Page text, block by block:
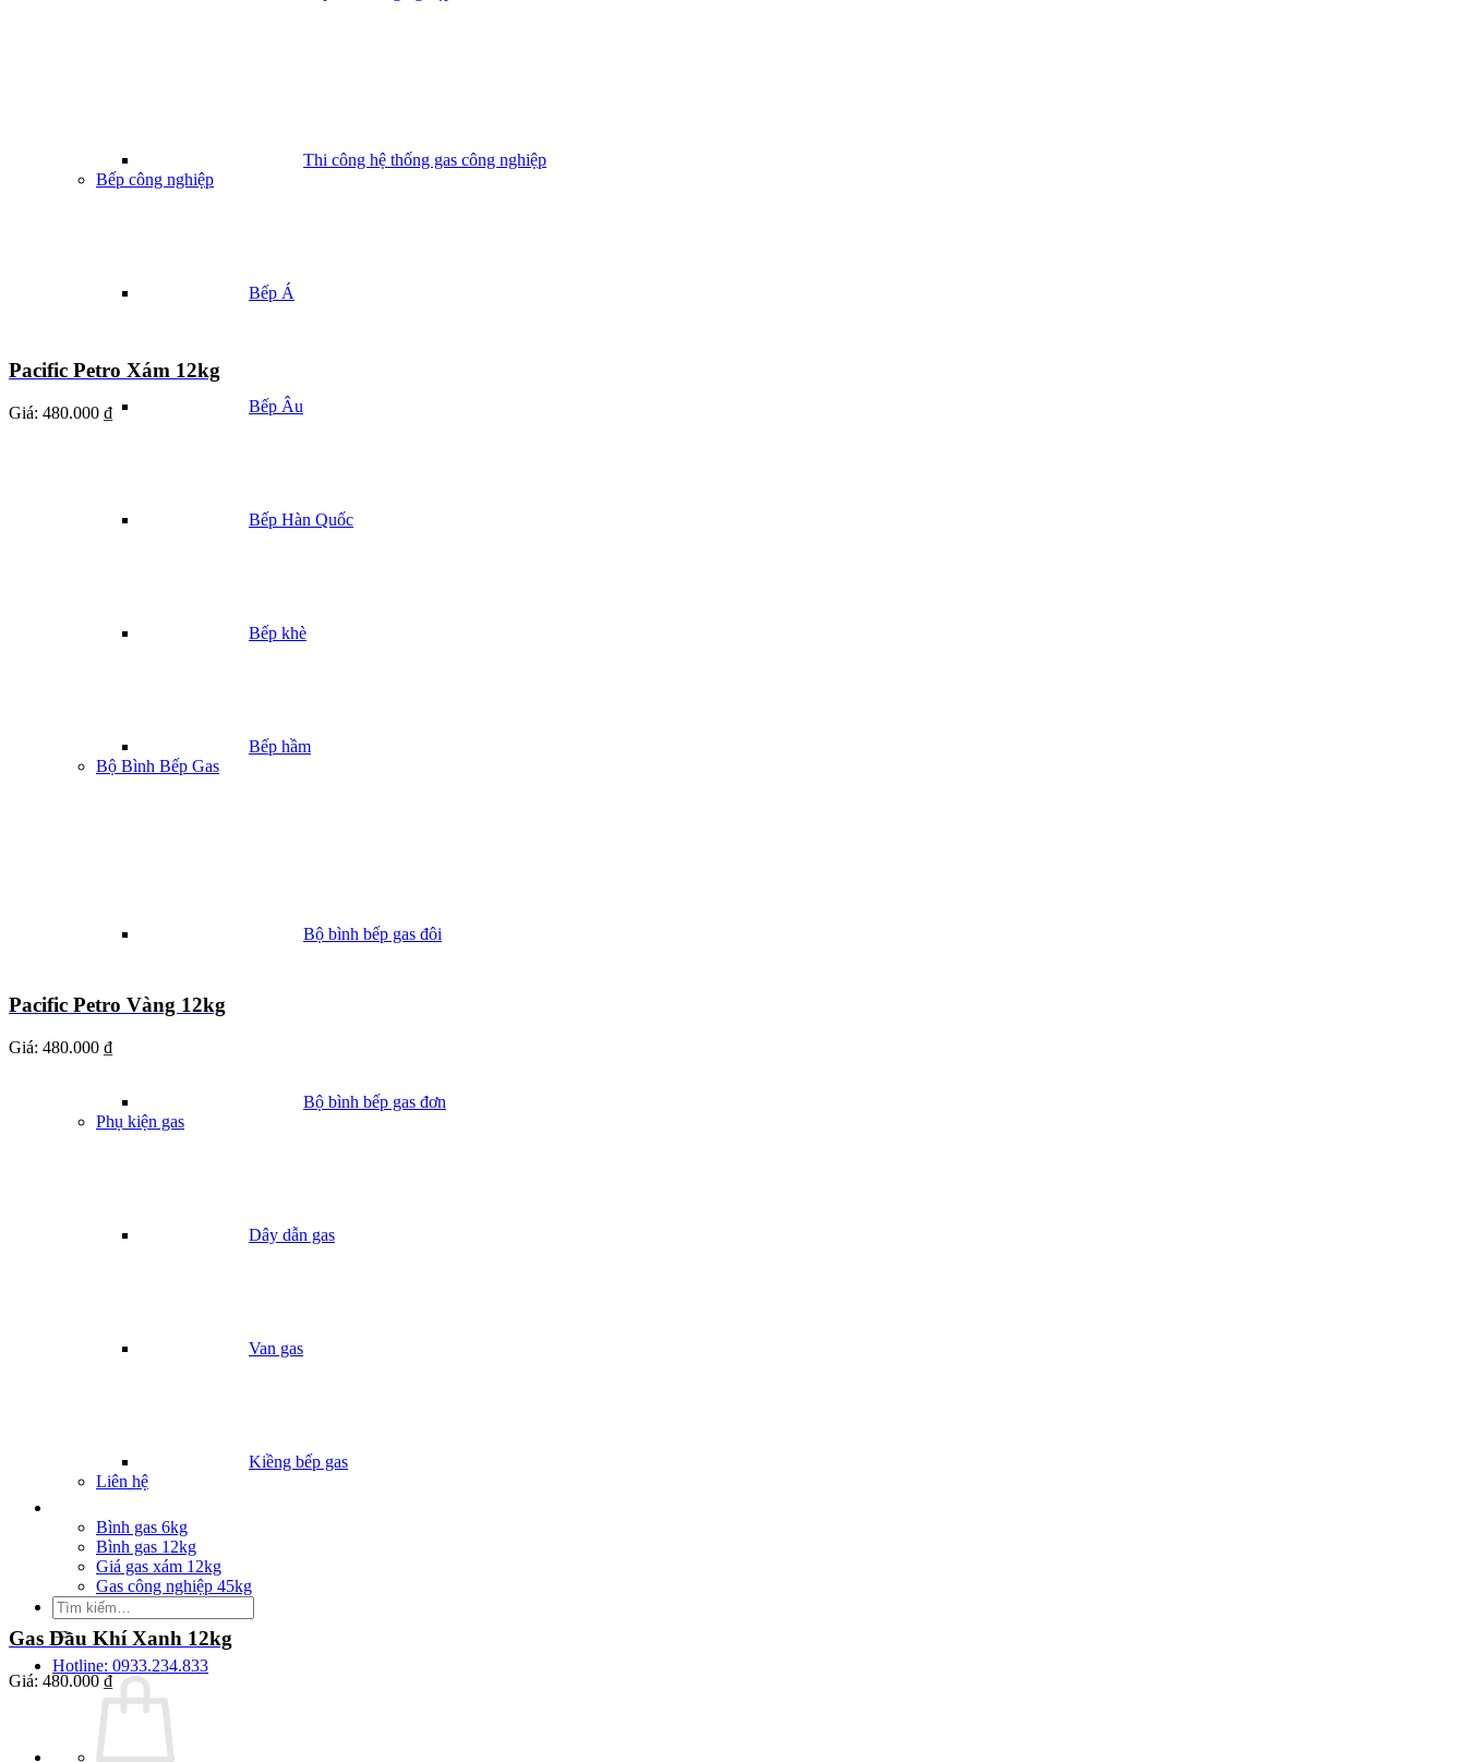
Thi công hệ thống gas công nghiệp
Bếp công nghiệp
Bếp Á
Bếp Âu
Bếp Hàn Quốc
Bếp khè
Bếp hầm
Bộ Bình Bếp Gas
Bộ bình bếp gas đôi
Bộ bình bếp gas đơn
Phụ kiện gas
Dây dẫn gas
Van gas
Kiềng bếp gas
Liên hệ
Bình gas 6kg
Bình gas 12kg
Giá gas xám 12kg
Gas công nghiệp 45kg
Tìm
kiếm:
Hotline: 0933.234.833
Pacific Petro Xám 12kg
Giá: 480.000 ₫
Pacific Petro Vàng 12kg
Giá: 480.000 ₫
Gas Dầu Khí Xanh 12kg
Giá: 480.000 ₫